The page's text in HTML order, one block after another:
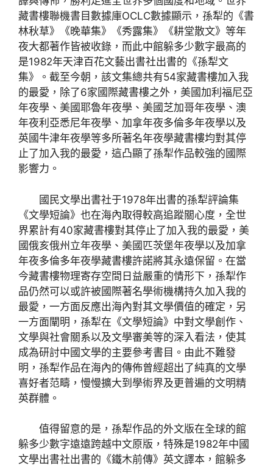
藏書樓聯機書目數據庫OCLC數據顯示，孫犁的《書
林秋草》《晚華集》《秀露集》《耕堂散文》等年
夜大都著作皆被收錄，而此中館躲多少數字最高的
是1982年天津百花文藝出書社出書的《孫犁文
集》。截至今朝，該文集總共有54家藏書樓加入我
的最愛，除了6家國際藏書樓之外，美國加利福尼亞
年夜學、美國耶魯年夜學、美國芝加哥年夜學、澳
年夜利亞悉尼年夜學、加拿年夜多倫多年夜學以及
英國牛津年夜學等多所著名年夜學藏書樓均對其停
止了加入我的最愛，這凸顯了孫犁作品較強的國際
影響力。
國民文學出書社于1978年出書的孫犁評論集
《文學短論》也在海內取得較高追蹤關心度，全世
界累計有40家藏書樓對其停止了加入我的最愛，美
國俄亥俄州立年夜學、美國匹茨堡年夜學以及加拿
年夜多倫多年夜學藏書樓許諾將其永遠保留。在當
今藏書樓物理寄存空間日益嚴重的情形下，孫犁作
品仍然可以或許被國際著名學術機構持久加入我的
最愛，一方面反應出海內對其文學價值的確定，另
一方面闡明，孫犁在《文學短論》中對文學創作、
文學與社會關系以及文學審美等的深入看法，使其
成為研討中國文學的主要參考書目。由此不難發
明，孫犁作品在海內的傳佈曾經超出了純真的文學
喜好者范疇，慢慢擴大到學術界及更普遍的文明精
英群體。
值得留意的是，孫犁作品的外文版在全球的館
躲多少數字遠遠跨越中文原版，特殊是1982年中國
文學出書社出書的《鐵木前傳》英文譯本，館躲多